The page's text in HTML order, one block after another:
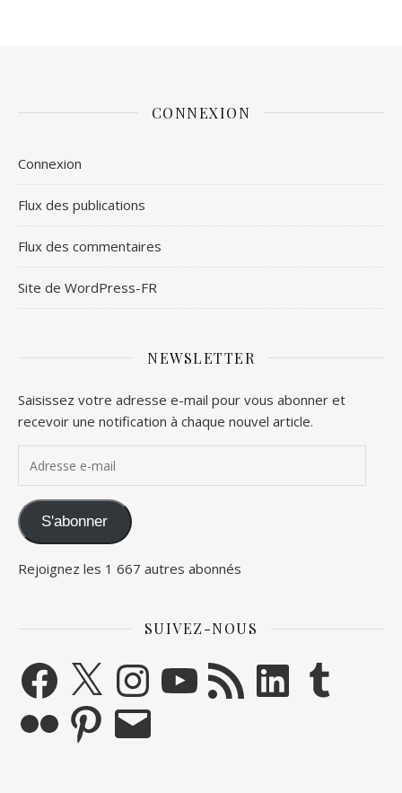
CONNEXION
Connexion
Flux des publications
Flux des commentaires
Site de WordPress-FR
NEWSLETTER
Saisissez votre adresse e-mail pour vous abonner et
recevoir une notification à chaque nouvel article.
S'abonner
Rejoignez les 1 667 autres abonnés
SUIVEZ-NOUS
Facebook
X InstagramYouTubeFlux RSSLinkedIn Tumblr
PinterestE-mail